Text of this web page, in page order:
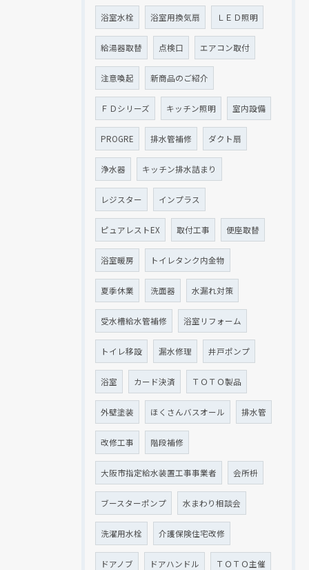
浴室水栓 浴室用換気扇 ＬＥＤ照明
給湯器取替 点検口 エアコン取付
注意喚起 新商品のご紹介
ＦＤシリーズ キッチン照明 室内設備
PROGRE 排水管補修 ダクト扇
浄水器 キッチン排水詰まり
レジスター インプラス
ピュアレストEX 取付工事 便座取替
浴室暖房 トイレタンク内金物
夏季休業 洗面器 水漏れ対策
受水槽給水管補修 浴室リフォーム
トイレ移設 漏水修理 井戸ポンプ
浴室 カード決済 ＴＯＴＯ製品
外壁塗装 ほくさんバスオール 排水管
改修工事 階段補修
大阪市指定給水装置工事事業者 会所枡
ブースターポンプ 水まわり相談会
洗濯用水栓 介護保険住宅改修
ドアノブ ドアハンドル ＴＯＴＯ主催